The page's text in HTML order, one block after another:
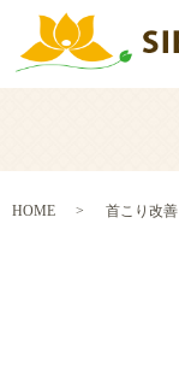
HOME 首こり改善